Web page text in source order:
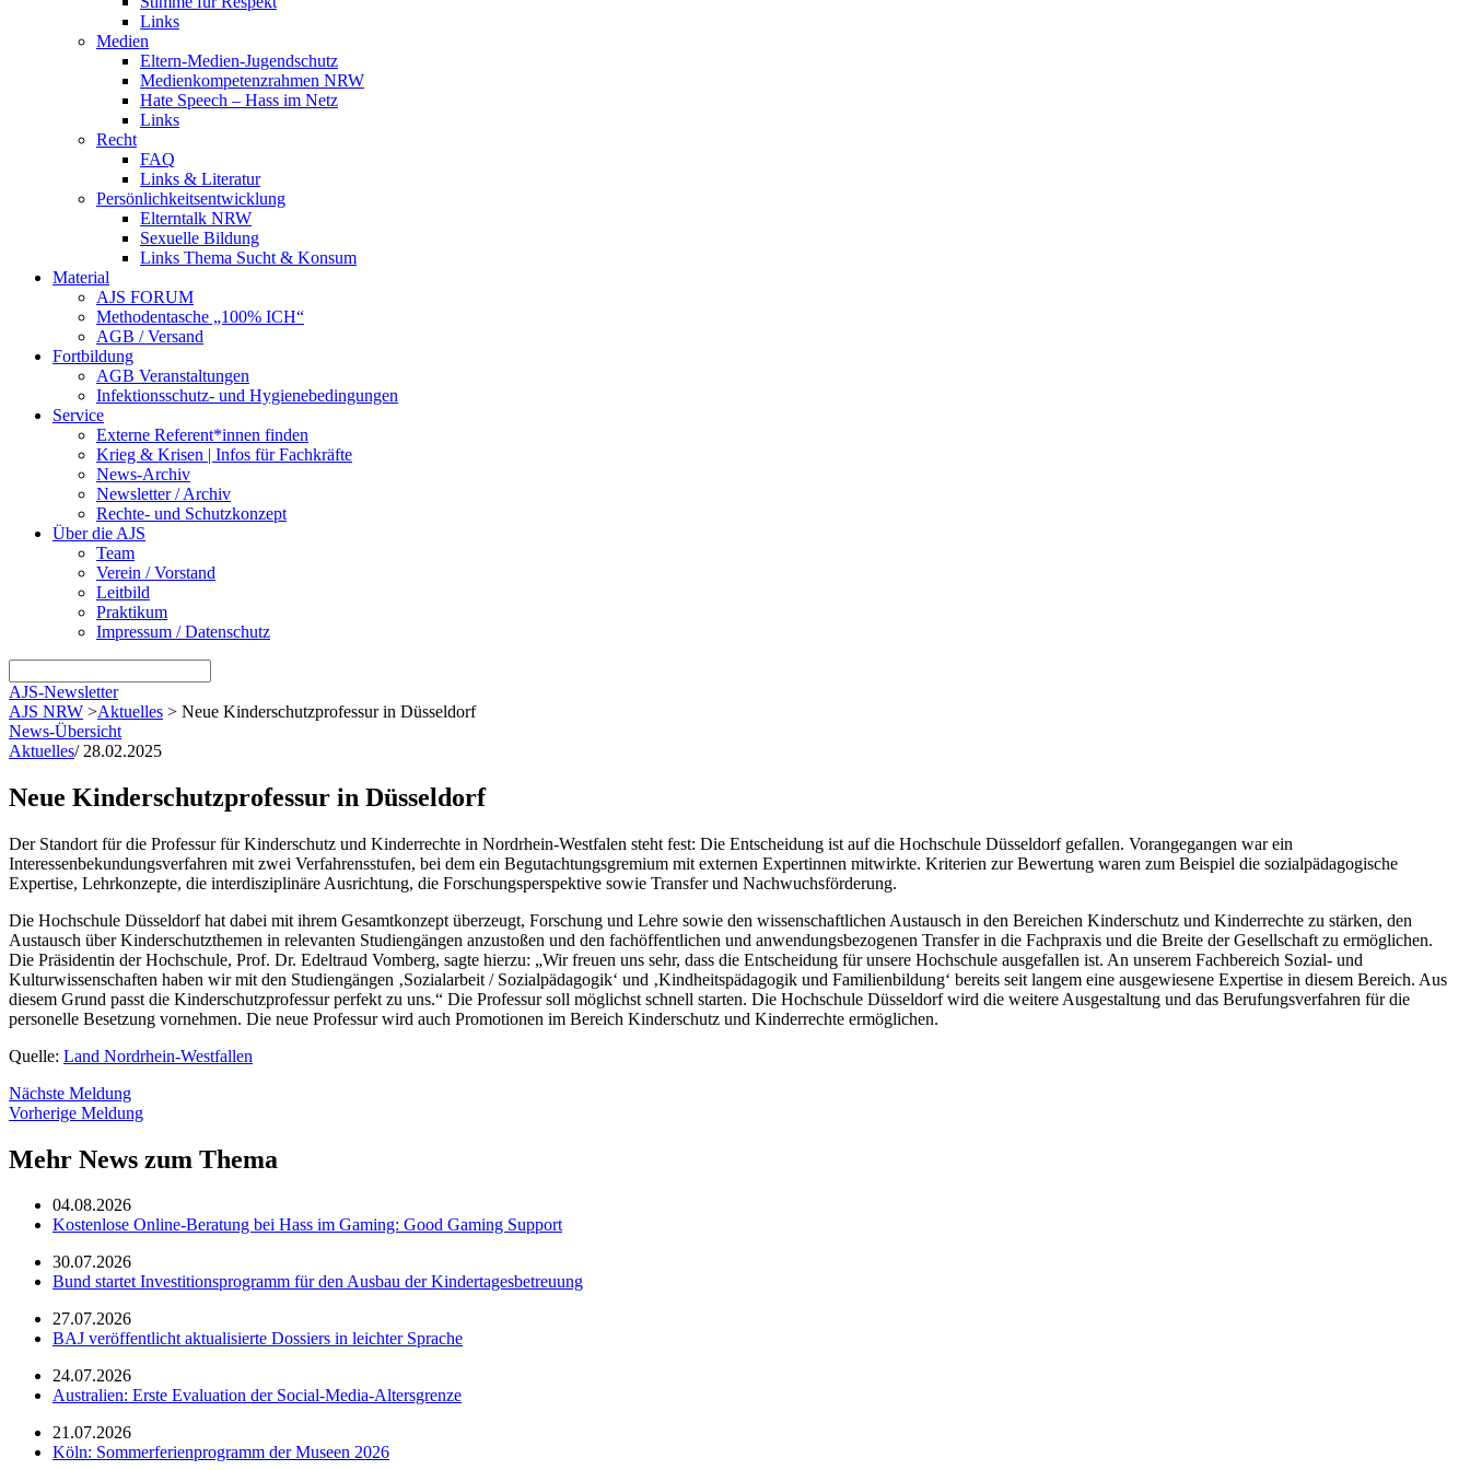
Links
Medien
Eltern-Medien-Jugendschutz
Medienkompetenzrahmen NRW
Hate Speech – Hass im Netz
Links
Recht
FAQ
Links & Literatur
Persönlichkeitsentwicklung
Elterntalk NRW
Sexuelle Bildung
Links Thema Sucht & Konsum
Material
AJS FORUM
Methodentasche „100% ICH“
AGB / Versand
Fortbildung
AGB Veranstaltungen
Infektionsschutz- und Hygienebedingungen
Service
Externe Referent*innen finden
Krieg & Krisen | Infos für Fachkräfte
News-Archiv
Newsletter / Archiv
Rechte- und Schutzkonzept
Über die AJS
Team
Verein / Vorstand
Leitbild
Praktikum
Impressum / Datenschutz
AJS-Newsletter
AJS NRW >Aktuelles > Neue Kinderschutzprofessur in Düsseldorf
News-Übersicht
Aktuelles/ 28.02.2025
Neue Kinderschutzprofessur in Düsseldorf
Der Standort für die Professur für Kinderschutz und Kinderrechte in Nordrhein-Westfalen steht fest: Die Entscheidung ist auf die Hochschule Düsseldorf gefallen. Vorangegangen war ein
Interessenbekundungsverfahren mit zwei Verfahrensstufen, bei dem ein Begutachtungsgremium mit externen Expertinnen mitwirkte. Kriterien zur Bewertung waren zum Beispiel die sozialpädagogische
Expertise, Lehrkonzepte, die interdisziplinäre Ausrichtung, die Forschungsperspektive sowie Transfer und Nachwuchsförderung.
Die Hochschule Düsseldorf hat dabei mit ihrem Gesamtkonzept überzeugt, Forschung und Lehre sowie den wissenschaftlichen Austausch in den Bereichen Kinderschutz und Kinderrechte zu stärken, den
Austausch über Kinderschutzthemen in relevanten Studiengängen anzustoßen und den fachöffentlichen und anwendungsbezogenen Transfer in die Fachpraxis und die Breite der Gesellschaft zu ermöglichen.
Die Präsidentin der Hochschule, Prof. Dr. Edeltraud Vomberg, sagte hierzu: „Wir freuen uns sehr, dass die Entscheidung für unsere Hochschule ausgefallen ist. An unserem Fachbereich Sozial- und
Kulturwissenschaften haben wir mit den Studiengängen ‚Sozialarbeit / Sozialpädagogik‘ und ‚Kindheitspädagogik und Familienbildung‘ bereits seit langem eine ausgewiesene Expertise in diesem Bereich. Aus
diesem Grund passt die Kinderschutzprofessur perfekt zu uns.“ Die Professur soll möglichst schnell starten. Die Hochschule Düsseldorf wird die weitere Ausgestaltung und das Berufungsverfahren für die
personelle Besetzung vornehmen. Die neue Professur wird auch Promotionen im Bereich Kinderschutz und Kinderrechte ermöglichen.
Quelle: Land Nordrhein-Westfallen
Nächste Meldung
Vorherige Meldung
Mehr News zum Thema
04.08.2026
Kostenlose Online-Beratung bei Hass im Gaming: Good Gaming Support
30.07.2026
Bund startet Investitionsprogramm für den Ausbau der Kindertagesbetreuung
27.07.2026
BAJ veröffentlicht aktualisierte Dossiers in leichter Sprache
24.07.2026
Australien: Erste Evaluation der Social-Media-Altersgrenze
21.07.2026
Köln: Sommerferienprogramm der Museen 2026